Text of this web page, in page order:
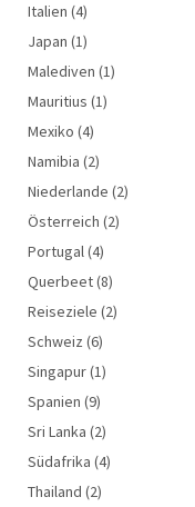
Italien (4)
Japan (1)
Malediven (1)
Mauritius (1)
Mexiko (4)
Namibia (2)
Niederlande (2)
Österreich (2)
Portugal(4)
Querbeet(8)
Reiseziele (2)
Schweiz (6)
Singapur(1)
Spanien (9)
Sri Lanka (2)
Südafrika (4)
Thailand (2)